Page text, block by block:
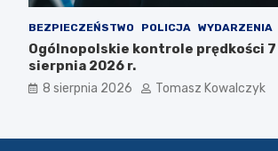
BEZPIECZEŃSTWO POLICJA WYDARZENIA
Ogólnopolskie kontrole prędkości 7
sierpnia 2026 r.
8 sierpnia 2026 Tomasz Kowalczyk